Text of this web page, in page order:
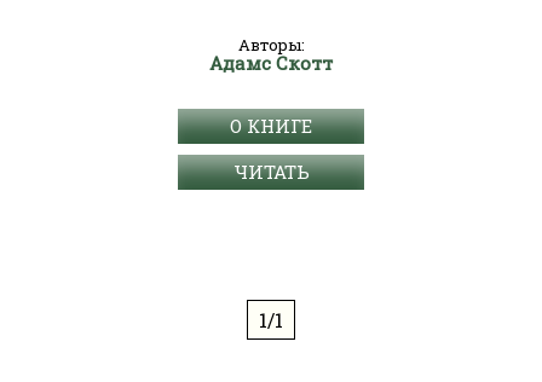
Авторы:
Адамс Скотт
О КНИГЕ
ЧИТАТЬ
1/1